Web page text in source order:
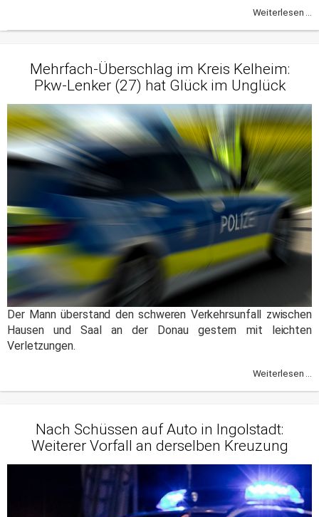
Weiterlesen ...
Mehrfach-Überschlag im Kreis Kelheim:
Pkw-Lenker (27) hat Glück im Unglück
Der Mann überstand den schweren Verkehrsunfall zwischen
Hausen und Saal an der Donau gestern mit leichten
Verletzungen.
Weiterlesen ...
Nach Schüssen auf Auto in Ingolstadt:
Weiterer Vorfall an derselben Kreuzung